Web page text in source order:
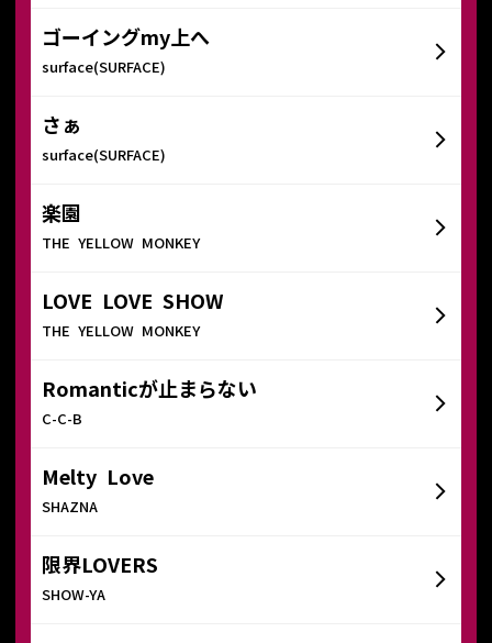
ゴーイングmy上へ
surface(SURFACE)
さぁ
surface(SURFACE)
楽園
THE YELLOW MONKEY
LOVE LOVE SHOW
THE YELLOW MONKEY
Romanticが止まらない
C-C-B
Melty Love
SHAZNA
限界LOVERS
SHOW-YA